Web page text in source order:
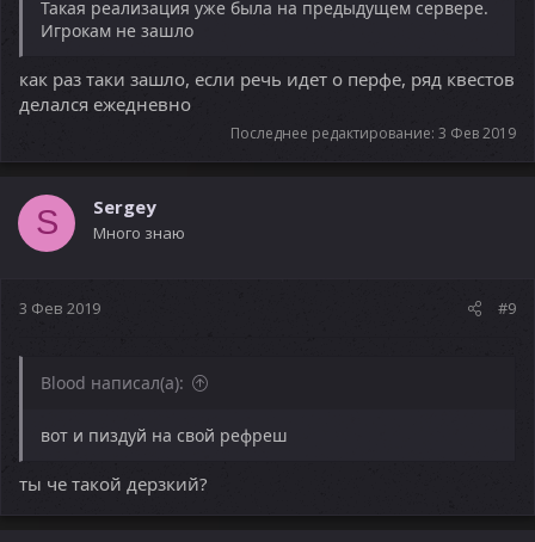
Такая реализация уже была на предыдущем сервере.
Игрокам не зашло
как раз таки зашло, если речь идет о перфе, ряд квестов
делался ежедневно
Последнее редактирование: 3 Фев 2019
S Sergey
Много знаю
3 Фев 2019 #9
Blood написал(а):
вот и пиздуй на свой рефреш
ты че такой дерзкий?